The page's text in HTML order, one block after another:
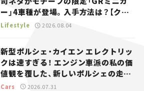
ー」4車種が登場。入手方法は？【クル
マとホビー】
Lifestyle 2026.08.04
新型ポルシェ・カイエン エレクトリッ
クは速すぎる！ エンジン車派の私の価
値観を覆した、新しいポルシェの走
り。
Cars 2026.07.31